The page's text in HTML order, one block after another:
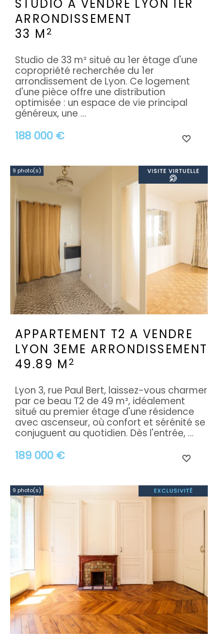
STUDIO A VENDRE LYON 1ER
ARRONDISSEMENT
33 M 2
188 000 €
Studio de 33 m² situé au 1er étage d'une
copropriété recherchée du 1er
arrondissement de Lyon. Ce logement
d'une pièce offre une distribution
optimisée : un espace de vie principal
généreux, une ...
9 photo(s)
APPARTEMENT T2 A VENDRE
LYON 3EME ARRONDISSEMENT
49.89 M 2
189 000 €
Lyon 3, rue Paul Bert, laissez-vous charmer
par ce beau T2 de 49 m², idéalement
situé au premier étage d'une résidence
avec ascenseur, où confort et sérénité se
conjuguent au quotidien. Dès l'entrée, ...
9 photo(s)